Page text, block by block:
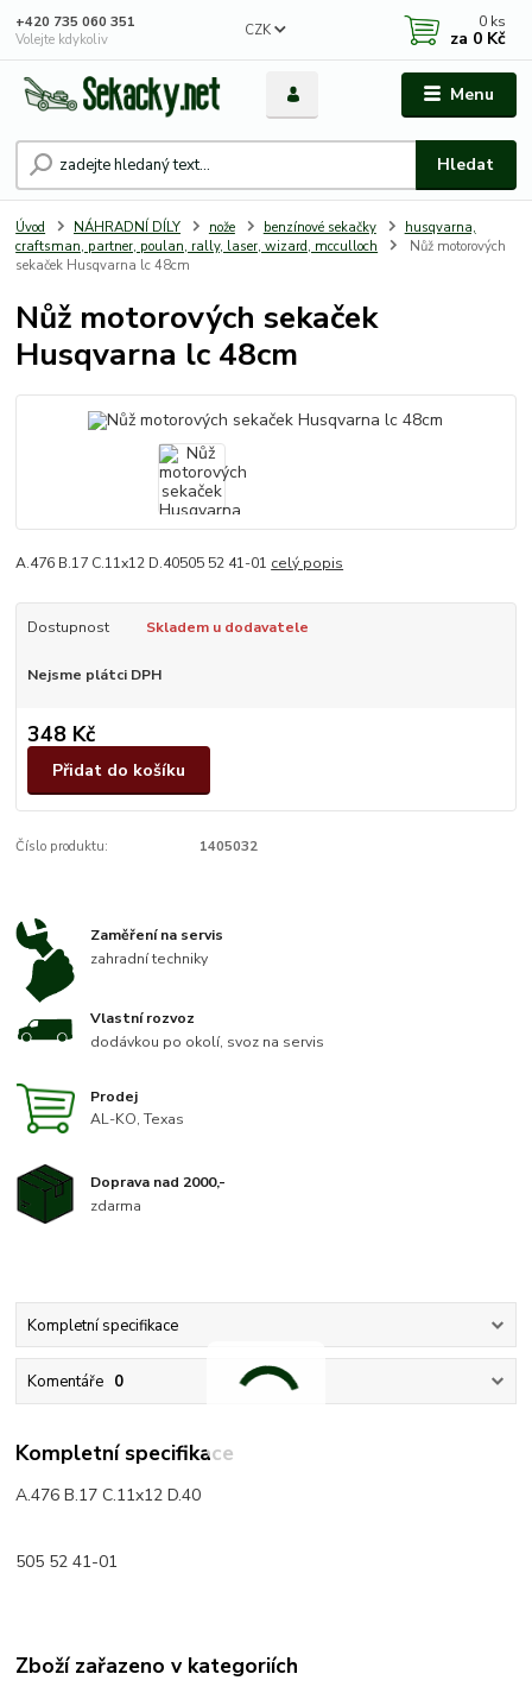
Menu
CZK
Hledat
+420 735 060 351
Volejte kdykoliv
0 ks
za 0 Kč
Úvod NÁHRADNÍ DÍLY nože benzínové sekačky
husqvarna,
craftsman, partner, poulan, rally, laser, wizard, mcculloch
Nůž motorových
sekaček Husqvarna lc 48cm
Nůž motorových sekaček
Husqvarna lc 48cm
A.476 B.17 C.11x12 D.40505 52 41-01 celý popis
Dostupnost Skladem u dodavatele
Nejsme plátci DPH
348 Kč
Přidat do košíku
Číslo produktu: 1405032
Zaměření na servis
zahradní techniky
Vlastní rozvoz
dodávkou po okolí, svoz na servis
Prodej
AL-KO, Texas
Doprava nad 2000,-
zdarma
Kompletní specifikace
Komentáře 0
Kompletní specifikace
A.476 B.17 C.11x12 D.40
505 52 41-01
Zboží zařazeno v kategoriích